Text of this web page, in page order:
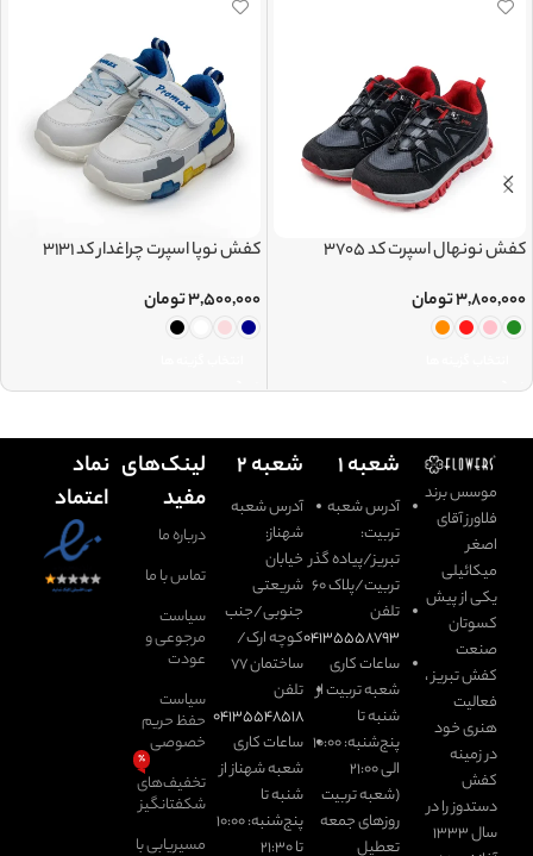
کفش نونهال اسپرت کد 3705
۳,۸۰۰,۰۰۰تومان
کفش نوپا اسپرت چراغدار کد 3131
۳,۵۰۰,۰۰۰تومان
موسس برند
فلاورز آقای
اصغر
میکائیلی
یکی از پیش
کسوتان
صنعت
کفش تبریز ،
فعالیت
هنری خود
در زمینه
کفش
دستدوز را در
سال 1333
شعبه ۱
آدرس شعبه
تربیت:
تبریز/پیاده گذر
تربیت/پلاک ۶۰
تلفن
۰۴۱۳۵۵۵۸۷۹۳
ساعات کاری
شعبه تربیت از
شنبه تا
پنج‌شنبه: ۱۰:۰۰
الی ۲۱:۰۰
(شعبه تربیت
روزهای جمعه
تعطیل
شعبه ۲
آدرس شعبه
شهناز:
خیابان
شریعتی
جنوبی/جنب
کوچه ارک/
ساختمان ۷۷
تلفن
۰۴۱۳۵۵۴۸۵۱۸
ساعات کاری
شعبه شهناز از
شنبه تا
پنج‌شنبه: ۱۰:۰۰
تا ۲‍۱:۳۰
لینک‌های
مفید
درباره ما
تماس با ما
سیاست
مرجوعی و
عودت
سیاست
حفظ حریم
خصوصی
تخفیف‌های
شکفتانگیز
٪
مسیریابی با
نماد
اعتماد